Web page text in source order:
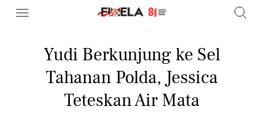
Yudi Berkunjung ke Sel
Tahanan Polda, Jessica
Teteskan Air Mata